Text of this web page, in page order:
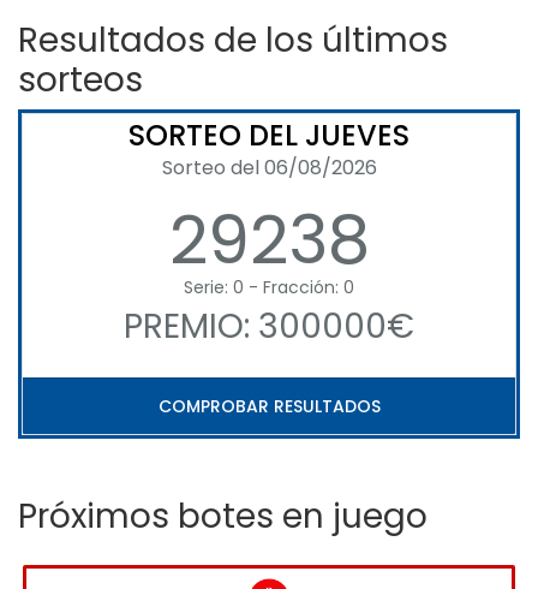
Resultados de los últimos
sorteos
SORTEO DEL JUEVES
Sorteo del 06/08/2026
29238
Serie: 0 - Fracción: 0
PREMIO: 300000€
COMPROBAR RESULTADOS
Próximos botes en juego